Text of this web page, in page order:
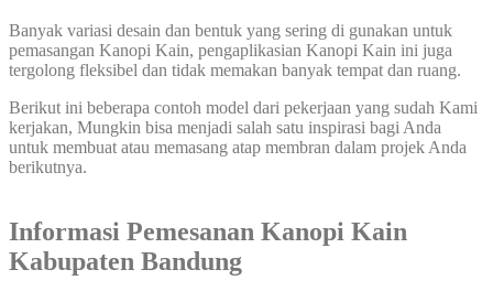
Banyak variasi desain dan bentuk yang sering di gunakan untuk
pemasangan Kanopi Kain, pengaplikasian Kanopi Kain ini juga
tergolong fleksibel dan tidak memakan banyak tempat dan ruang.
Berikut ini beberapa contoh model dari pekerjaan yang sudah Kami
kerjakan, Mungkin bisa menjadi salah satu inspirasi bagi Anda
untuk membuat atau memasang atap membran dalam projek Anda
berikutnya.
Informasi Pemesanan Kanopi Kain
Kabupaten Bandung